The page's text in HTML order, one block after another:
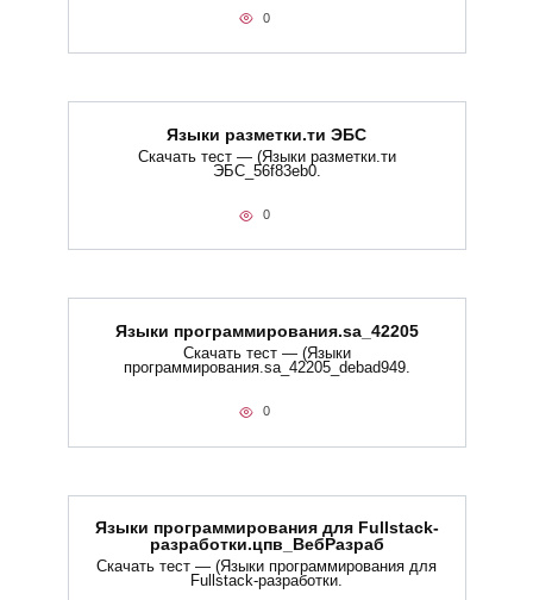
0
Языки разметки.ти​ ЭБС
Скачать тест — (Языки разметки.ти​
ЭБС_56f83eb0.
0
Языки программирования.sa_42205
Скачать тест — (Языки
программирования.sa_42205_debad949.
0
Языки программирования для Fullstack-
разработки.цпв_ВебРазраб
Скачать тест — (Языки программирования для
Fullstack-разработки.